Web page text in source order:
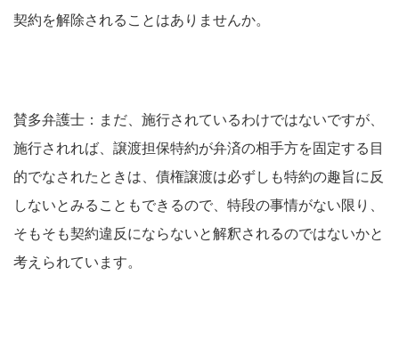
契約を解除されることはありませんか。
賛多弁護士：まだ、施行されているわけではないですが、
施行されれば、譲渡担保特約が弁済の相手方を固定する目
的でなされたときは、債権譲渡は必ずしも特約の趣旨に反
しないとみることもできるので、特段の事情がない限り、
そもそも契約違反にならないと解釈されるのではないかと
考えられています。